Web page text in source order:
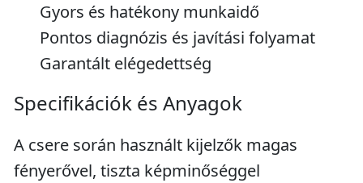
Gyors és hatékony munkaidő
Pontos diagnózis és javítási folyamat
Garantált elégedettség
Specifikációk és Anyagok
A csere során használt kijelzők magas
fényerővel, tiszta képminőséggel